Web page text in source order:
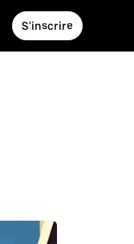
S'inscrire